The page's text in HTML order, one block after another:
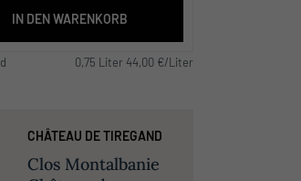
IN DEN WARENKORB
0,75 Liter 44,00 €/Liter
CHÂTEAU DE TIREGAND
Clos Montalbanie